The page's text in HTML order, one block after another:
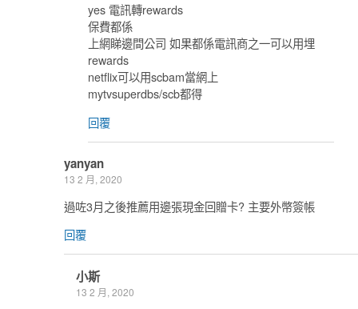
yes 電訊轉rewards
保費都係
上網睇邊間公司 如果都係電訊商之一可以用埋
rewards
netflix可以用scbam當網上
mytvsuperdbs/scb都得
回覆
yanyan
13 2 月, 2020
過咗3月之後推薦用邊張現金回贈卡? 主要外幣簽帳
回覆
小斯
13 2 月, 2020